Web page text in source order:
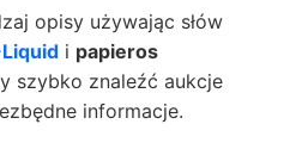
opisy używając słów
i papieros
szybko znaleźć aukcje
informacje.